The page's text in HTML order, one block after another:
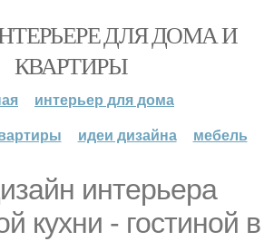
ДЛЯ ДОМА И
КВАРТИРЫ
интерьер для дома
идеи дизайна мебель
интерьера
кухни - гостиной в